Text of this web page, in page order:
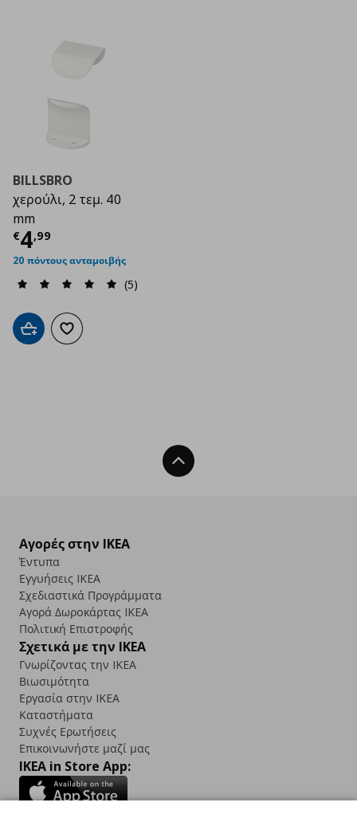
BILLSBRO
χερούλι, 2 τεμ. 40
mm
€4,99
Τρέχουσα τιμή
20 πόντους ανταμοιβής
(5)
Προσθήκη στο καλάθι
Προσθήκη στα αγαπημένα
Back To Top
Αγορές στην IKEA
Έντυπα
Εγγυήσεις IKEA
Σχεδιαστικά Προγράμματα
Αγορά Δωρoκάρτας IKEA
Πολιτική Επιστροφής
Σχετικά με την IKEA
Γνωρίζοντας την IKEA
Βιωσιμότητα
Εργασία στην IKEA
Καταστήματα
Συχνές Ερωτήσεις
Επικοινωνήστε μαζί μας
IKEA in Store App: